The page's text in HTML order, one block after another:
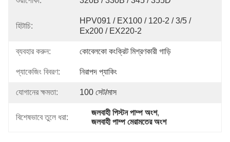
হিটাচি:
HPV091 / EX100 / 120-2 / 3/5 /
Ex200 / EX220-2
ব্যবহার করুন: কোবেলকো কংক্রিট মিশ্রণকারী গাড়ি
প্যাকেজিং বিবরণ: নিরাপদ প্যাকিং
যোগানের ক্ষমতা: 100 সেট/মাস
বিশেষভাবে তুলে ধরা:
জলবাহী পিস্টন পাম্প অংশ,
জলবাহী পাম্প মেরামতের অংশ